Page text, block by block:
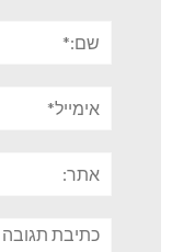
תגובה